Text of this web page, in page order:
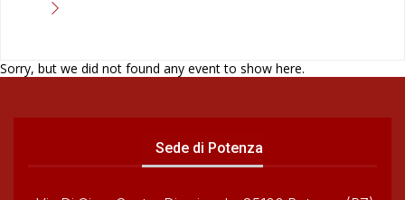
Sorry, but we did not found any event to show here.
Sede di Potenza